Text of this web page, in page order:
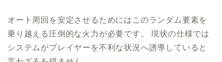
オート周回を安定させるためにはこのランダム要素を
乗り越える圧倒的な火力が必要です。 現状の仕様では
システムがプレイヤーを不利な状況へ誘導していると